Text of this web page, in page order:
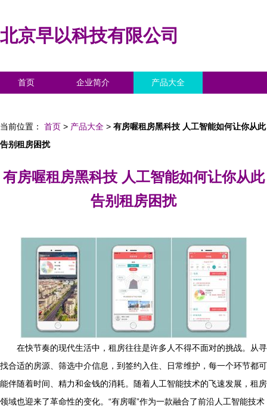
北京早以科技有限公司
首页 企业简介 产品大全
当前位置： 首页 > 产品大全 > 有房喔租房黑科技 人工智能如何让你从此
告别租房困扰
有房喔租房黑科技 人工智能如何让你从此
告别租房困扰
在快节奏的现代生活中，租房往往是许多人不得不面对的挑战。从寻
找合适的房源、筛选中介信息，到签约入住、日常维护，每一个环节都可
能伴随着时间、精力和金钱的消耗。随着人工智能技术的飞速发展，租房
领域也迎来了革命性的变化。“有房喔”作为一款融合了前沿人工智能技术